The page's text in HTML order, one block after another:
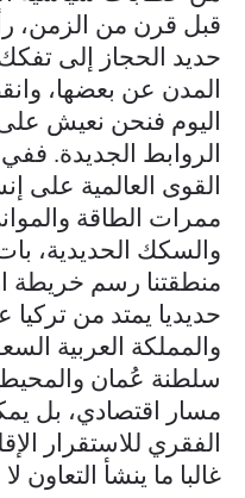
قبل قرن من الزمن،
حديد الحجاز إلى
المدن عن بعضها،
اليوم فنحن نعيش
الروابط الجديدة.
القوى العالمية على
ممرات الطاقة
والسكك الحديدية،
منطقتنا رسم خريطة
حديديا يمتد من تركيا
والمملكة العربية
سلطنة عُمان والمحيط
مسار اقتصادي، بل
الفقري للاستقرار
غالبا ما ينشأ التعاون